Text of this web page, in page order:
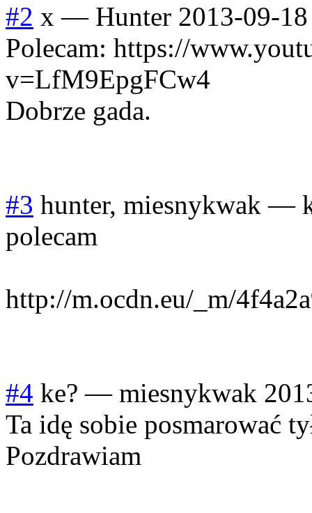
#2 x — Hunter 2013-09-
Polecam: https://
v=LfM9EpgFCw4
Dobrze gada.
#3 hunter, miesnykwak —
polecam
http://m.ocdn.eu/_m/
#4 ke? — miesnykwak
Ta idę sobie posmarować
Pozdrawiam